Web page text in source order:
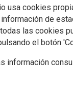
usa cookies
de
las cookies
el botón
información
salió adelante
votos. Forman parte
ocho mujeres y
sindicales, la